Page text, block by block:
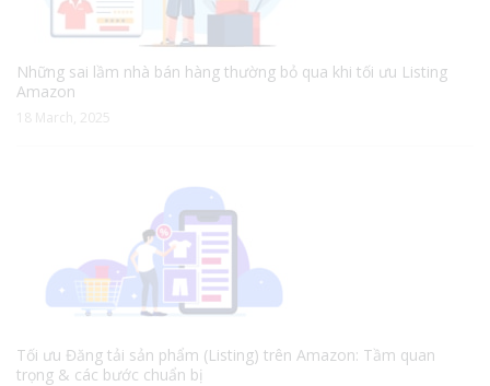
Những sai lầm nhà bán hàng thường bỏ qua khi tối ưu Listing
Amazon
18 March, 2025
Tối ưu Đăng tải sản phẩm (Listing) trên Amazon: Tầm quan
trọng & các bước chuẩn bị